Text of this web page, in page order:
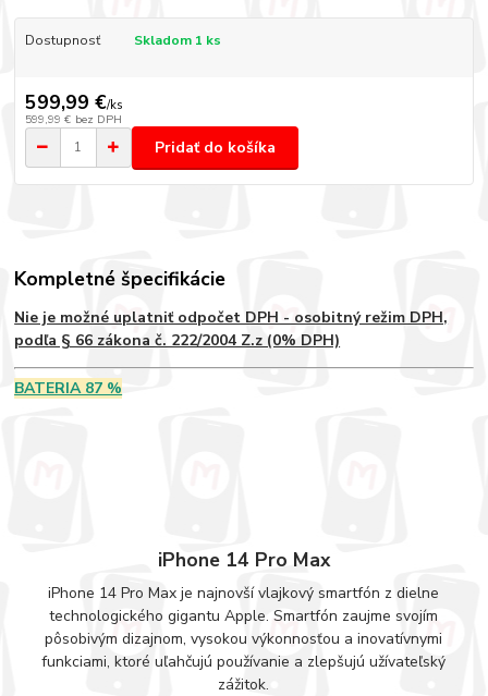
Dostupnosť Skladom 1 ks
599,99 €/ks
599,99 € bez DPH
Pridať do košíka
Kompletné špecifikácie
Nie je možné uplatniť odpočet DPH - osobitný režim DPH,
podľa § 66 zákona č. 222/2004 Z.z (0% DPH)
BATERIA 87 %
iPhone 14 Pro Max
iPhone 14 Pro Max je najnovší vlajkový smartfón z dielne
technologického gigantu Apple. Smartfón zaujme svojím
pôsobivým dizajnom, vysokou výkonnosťou a inovatívnymi
funkciami, ktoré uľahčujú používanie a zlepšujú užívateľský
zážitok.